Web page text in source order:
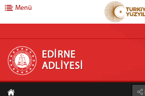
EDİRNE ADLİYESİ
Adliyemiz
Menü
EDİRNE
ADLİYESİ